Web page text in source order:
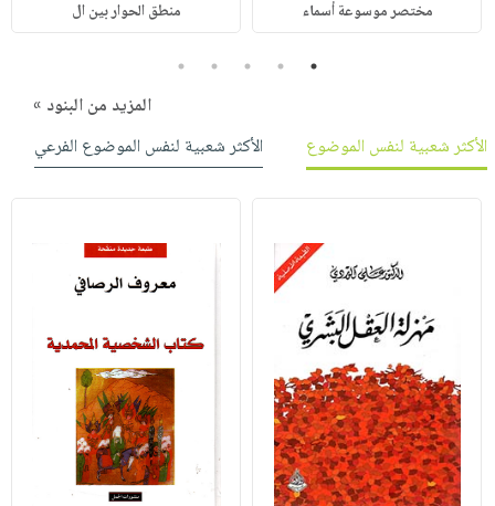
مختصر موسوعة أسماء منطق الحوار بين ال
1
2
3
4
5
المزيد من البنود »
الأكثر شعبية لنفس الموضوع
الأكثر شعبية لنفس الموضوع الفرعي